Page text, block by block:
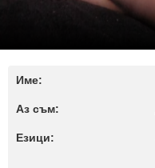
Име:
Аз съм:
Езици: